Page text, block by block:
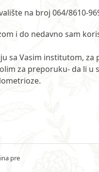
na broj 064/8610-
i do nedavno sam
sa Vasim institutom,
za preporuku- da li
pre